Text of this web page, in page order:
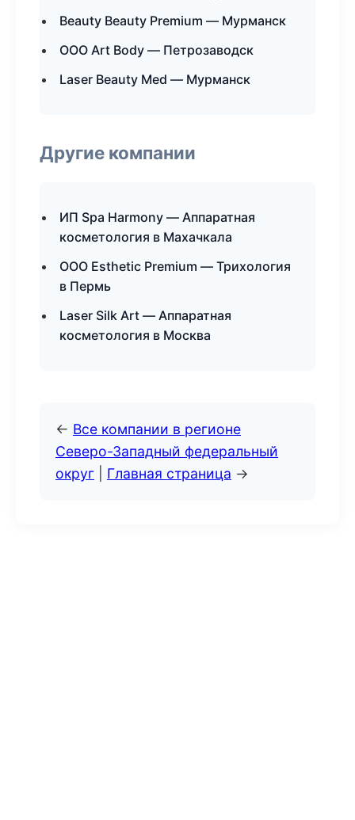
Beauty Beauty Premium — Мурманск
ООО Art Body — Петрозаводск
Laser Beauty Med — Мурманск
Другие компании
ИП Spa Harmony — Аппаратная
косметология в Махачкала
ООО Esthetic Premium — Трихология
в Пермь
Laser Silk Art — Аппаратная
косметология в Москва
← Все компании в регионе
Северо-Западный федеральный
округ
Главная страница →